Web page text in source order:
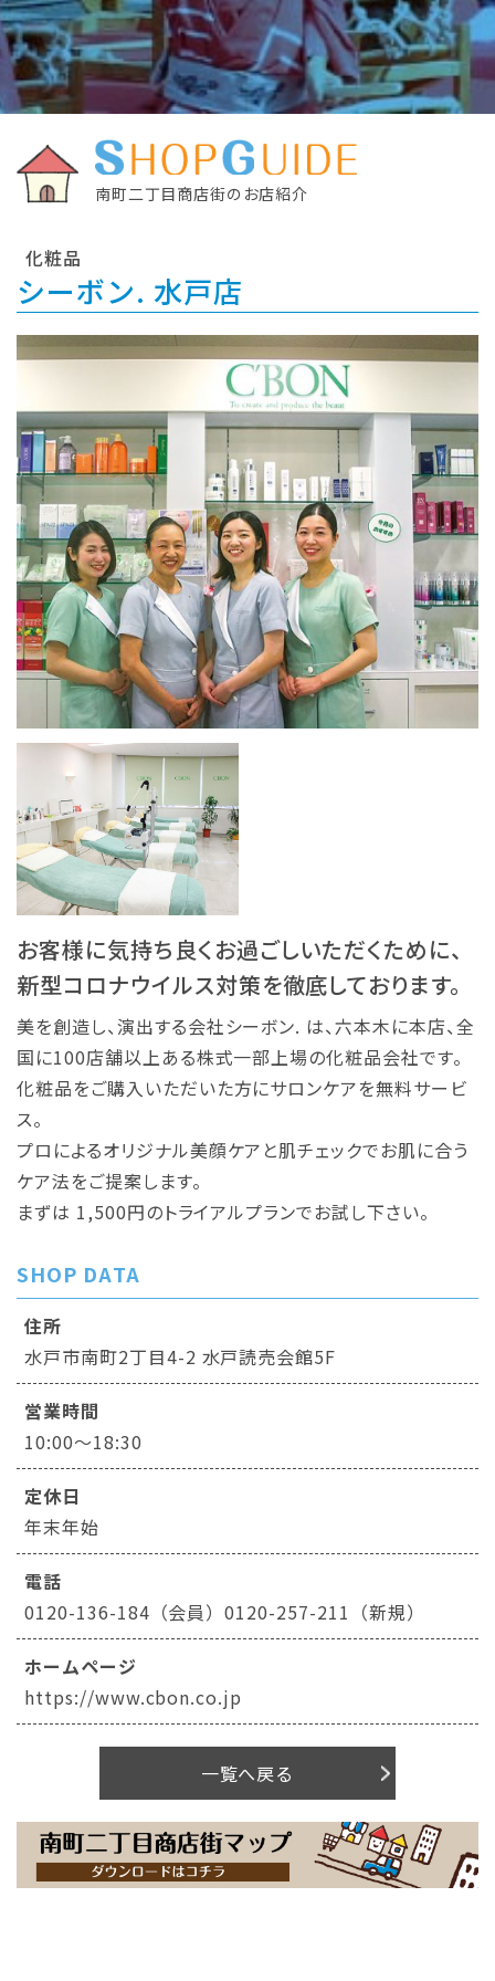
南町二丁目商店街のお店紹介
化粧品
シーボン. 水戸店
お客様に気持ち良くお過ごしいただくために、
新型コロナウイルス対策を徹底しております。
美を創造し、演出する会社シーボン. は、六本木に本店、全
国に100店舗以上ある株式一部上場の化粧品会社です。
化粧品をご購入いただいた方にサロンケアを無料サービ
ス。
プロによるオリジナル美顔ケアと肌チェックでお肌に合う
ケア法をご提案します。
まずは 1,500円のトライアルプランでお試し下さい。
SHOP DATA
住所
水戸市南町2丁目4-2 水戸読売会館5F
営業時間
10:00～18:30
定休日
年末年始
電話
0120-136-184（会員）0120-257-211（新規）
ホームページ
https://www.cbon.co.jp
一覧へ戻る